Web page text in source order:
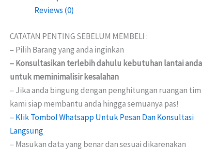
Reviews (0)
CATATAN PENTING SEBELUM MEMBELI :
– Pilih Barang yang anda inginkan
– Konsultasikan terlebih dahulu kebutuhan lantai anda
untuk meminimalisir kesalahan
– Jika anda bingung dengan penghitungan ruangan tim
kami siap membantu anda hingga semuanya pas!
– Klik Tombol Whatsapp Untuk Pesan Dan Konsultasi
Langsung
– Masukan data yang benar dan sesuai dikarenakan